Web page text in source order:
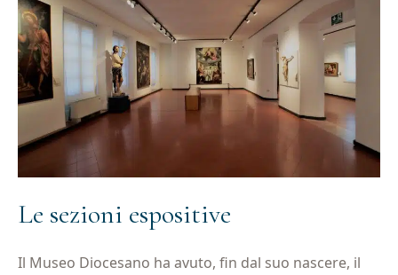
Le sezioni espositive
Il Museo Diocesano ha avuto, fin dal suo nascere, il